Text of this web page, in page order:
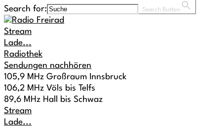
Search for: Search Button
Stream
Lade...
Radiothek
Sendungen nachhören
105,9 MHz Großraum Innsbruck
106,2 MHz Völs bis Telfs
89,6 MHz Hall bis Schwaz
Stream
Lade...